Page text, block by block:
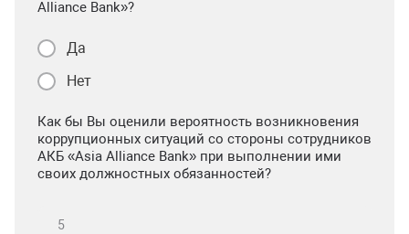
Alliance Bank»?
Да
Нет
Как бы Вы оценили вероятность возникновения
коррупционных ситуаций со стороны сотрудников
АКБ «Asia Alliance Bank» при выполнении ими
своих должностных обязанностей?